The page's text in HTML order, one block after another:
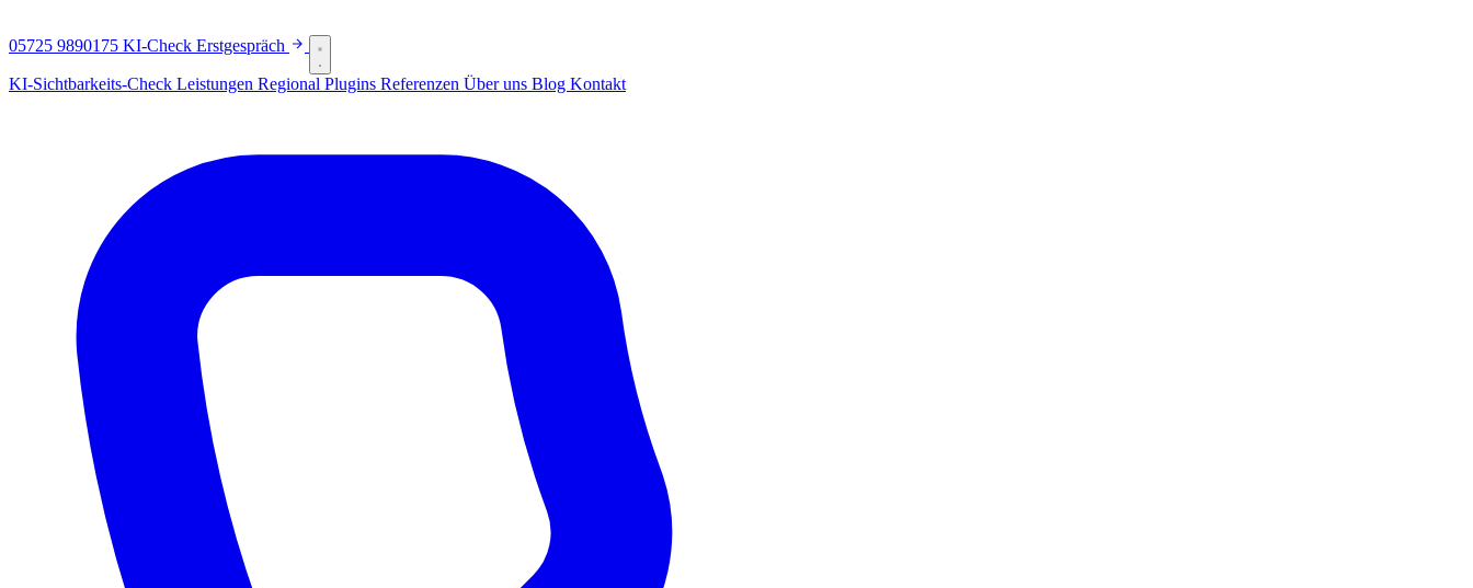
05725 9890175 KI-Check Erstgespräch
KI-Sichtbarkeits-Check Leistungen Regional Plugins Referenzen Über uns Blog Kontakt